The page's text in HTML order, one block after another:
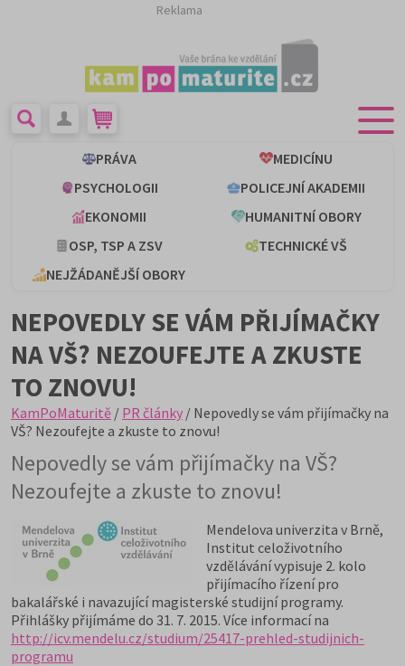
Reklama
PRÁVA
MEDICÍNU
PSYCHOLOGII
POLICEJNÍ AKADEMII
EKONOMII
HUMANITNÍ OBORY
OSP, TSP A ZSV
TECHNICKÉ VŠ
NEJŽÁDANĚJŠÍ OBORY
NEPOVEDLY SE VÁM PŘIJÍMAČKY
NA VŠ? NEZOUFEJTE A ZKUSTE
TO ZNOVU!
KamPoMaturitě / PR články / Nepovedly se vám přijímačky na
VŠ? Nezoufejte a zkuste to znovu!
Nepovedly se vám přijímačky na VŠ?
Nezoufejte a zkuste to znovu!
Mendelova univerzita v Brně,
Institut celoživotního
vzdělávání vypisuje 2. kolo
přijímacího řízení pro
bakalářské i navazující magisterské studijní programy.
Přihlášky přijímáme do 31. 7. 2015. Více informací na
http://icv.mendelu.cz/studium/25417-prehled-studijnich-
programu